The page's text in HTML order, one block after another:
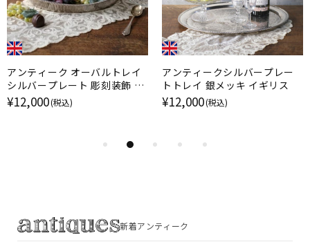
アンティーク オーバルトレイ
シルバープレート 彫刻装飾 フ
ルーツボウル 銀メッキ イギリ
¥12,000(税込)
アンティークシルバープレー
トトレイ 銀メッキ イギリス
¥12,000(税込)
新着アンティーク